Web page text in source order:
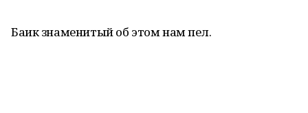
Баик знаменитый об этом нам пел.